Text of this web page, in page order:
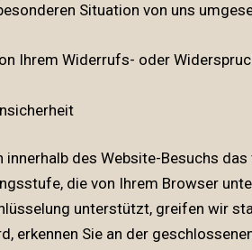
Situation von uns
Ihrem Widerrufs- oder
innerhalb des Website-Besuchs
die von Ihrem Browser
unterstützt, greifen wir
erkennen Sie an der